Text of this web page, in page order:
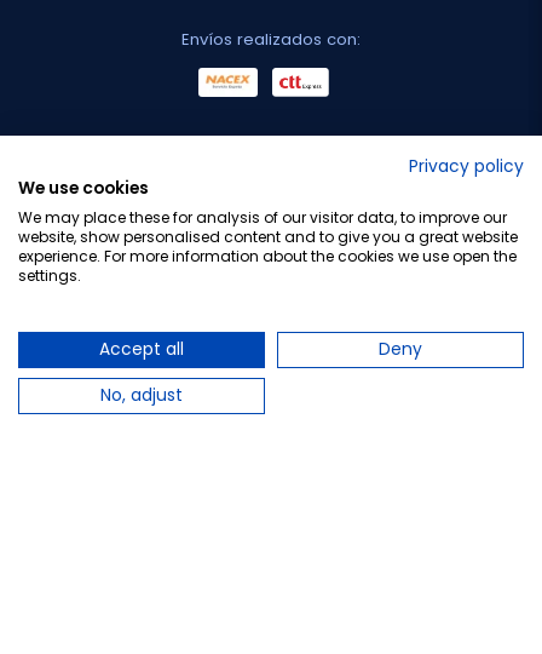
Envíos realizados con:
Privacy policy
We use cookies
We may place these for analysis of our visitor data, to improve our
website, show personalised content and to give you a great website
experience. For more information about the cookies we use open the
settings.
Accept all
Deny
No, adjust